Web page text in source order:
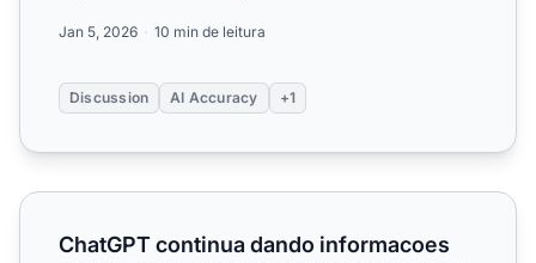
Jan 5, 2026 10 min de leitura
Discussion AI Accuracy +1
ChatGPT continua dando informacoes erradas sobre
ChatGPT continua dando informacoes